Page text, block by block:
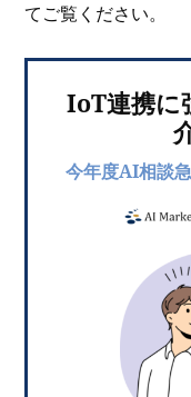
てご覧ください。
IoT連携に
今年度AI相談